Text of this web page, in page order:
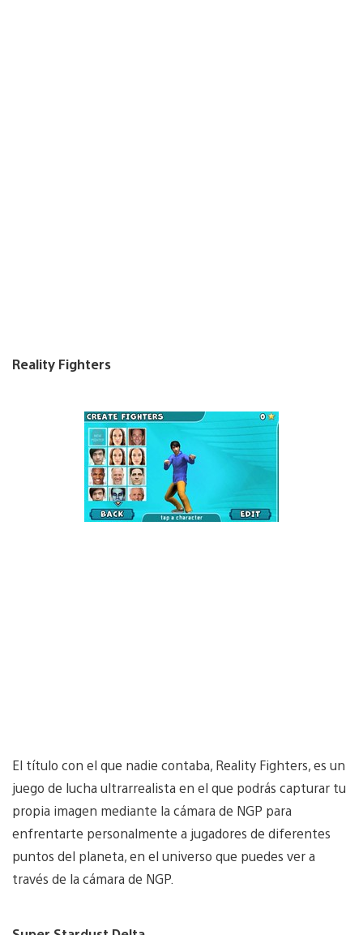
Reality Fighters
El título con el que nadie contaba, Reality Fighters, es un
juego de lucha ultrarrealista en el que podrás capturar tu
propia imagen mediante la cámara de NGP para
enfrentarte personalmente a jugadores de diferentes
puntos del planeta, en el universo que puedes ver a
través de la cámara de NGP.